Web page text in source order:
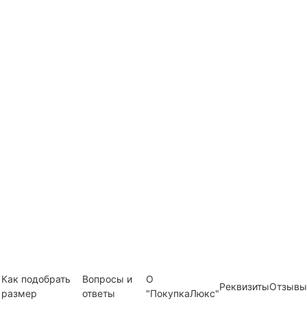
Как подобрать
размер
Вопросы и
ответы
О
"ПокупкаЛюкс"
РеквизитыОтзывы